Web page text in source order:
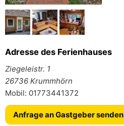
Adresse des Ferienhauses
Ziegeleistr. 1
26736 Krummhörn
Mobil: 01773441372
Anfrage an Gastgeber senden